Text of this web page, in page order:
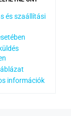
és szaállítási
információk